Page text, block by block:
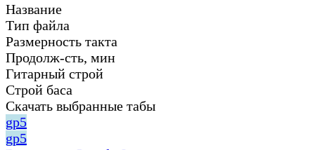
Название
Тип файла
Размерность такта
Продолж-сть, мин
Гитарный строй
Строй баса
Скачать выбранные табы
gp5
gp5